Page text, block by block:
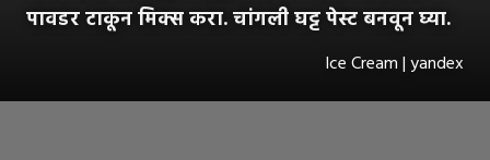
पावडर टाकून मिक्स करा. चांगली घट्ट पेस्ट बनवून घ्या.
Ice Cream | yandex